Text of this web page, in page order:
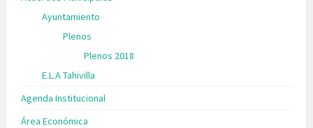
Ayuntamiento
Plenos
Plenos 2018
E.L.A Tahivilla
Agenda Institucional
Área Económica